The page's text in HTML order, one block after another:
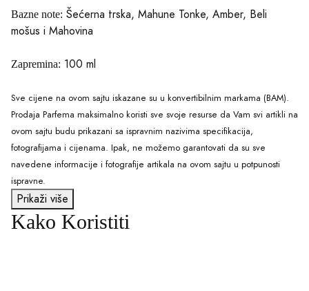
Bazne note: Šećerna trska, Mahune Tonke, Amber, Beli
mošus i Mahovina
Zapremina: 100 ml
Sve cijene na ovom sajtu iskazane su u konvertibilnim markama (BAM).
Prodaja Parfema maksimalno koristi sve svoje resurse da Vam svi artikli na
ovom sajtu budu prikazani sa ispravnim nazivima specifikacija,
fotografijama i cijenama. Ipak, ne možemo garantovati da su sve
navedene informacije i fotografije artikala na ovom sajtu u potpunosti
ispravne.
Prikaži više
Kako Koristiti